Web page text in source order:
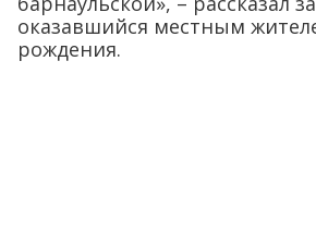
оказавшийся местным
рождения.